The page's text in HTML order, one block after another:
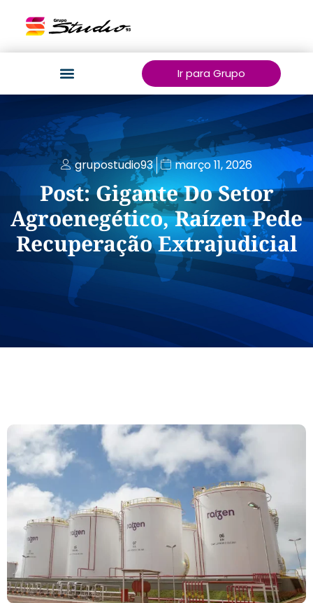
Ir para Grupo
grupostudio93 março 11, 2026
Post: Gigante Do Setor
Agroenegético, Raízen Pede
Recuperação Extrajudicial